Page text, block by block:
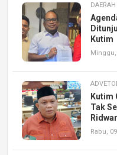
DAERAH
Kutim
Kutim
Tak
Rabu,